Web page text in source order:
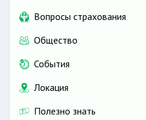
Вопросы страхования
Общество
События
Локация
Полезно знать